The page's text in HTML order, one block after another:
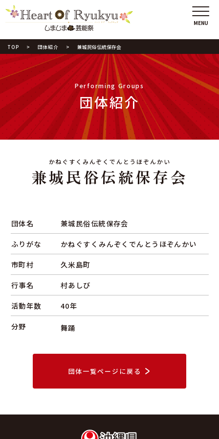
TOP 団体紹介 兼城民俗伝統保存会
Performing Groups
団体紹介
かねぐすくみんぞくでんとうほぞんかい
兼城民俗伝統保存会
団体名
兼城民俗伝統保存会
ふりがな
かねぐすくみんぞくでんとうほぞんかい
市町村
久米島町
行事名
村あしび
活動年数
40年
分野
舞踊
団体一覧ページに戻る